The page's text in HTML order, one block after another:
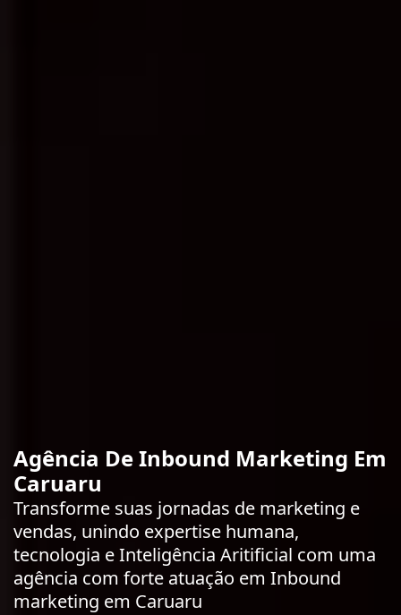
Agência De Inbound Marketing Em
Caruaru
Transforme suas jornadas de marketing e
vendas, unindo expertise humana,
tecnologia e Inteligência Aritificial com uma
agência com forte atuação em Inbound
marketing em Caruaru